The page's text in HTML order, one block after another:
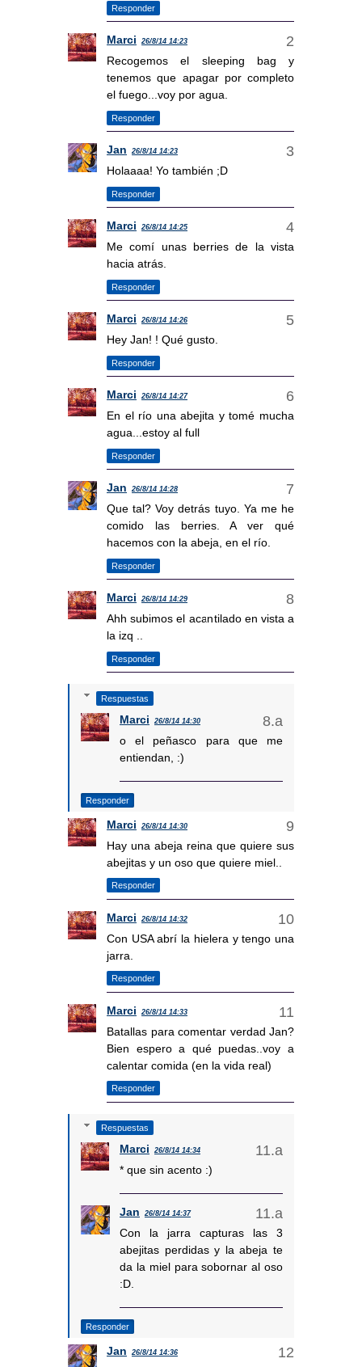
Responder
Marci 26/8/14 14:23
Recogemos el sleeping bag y
tenemos que apagar por completo
el fuego...voy por agua.
Responder
Jan 26/8/14 14:23
Holaaaa! Yo también ;D
Responder
Marci 26/8/14 14:25
Me comí unas berries de la vista
hacia atrás.
Responder
Marci 26/8/14 14:26
Hey Jan! ! Qué gusto.
Responder
Marci 26/8/14 14:27
En el río una abejita y tomé mucha
agua...estoy al full
Responder
Jan 26/8/14 14:28
Que tal? Voy detrás tuyo. Ya me he
comido las berries. A ver qué
hacemos con la abeja, en el río.
Responder
Marci 26/8/14 14:29
Ahh subimos el acantilado en vista a
la izq ..
Responder
Respuestas
Marci 26/8/14 14:30
o el peñasco para que me
entiendan, :)
Responder
Marci 26/8/14 14:30
Hay una abeja reina que quiere sus
abejitas y un oso que quiere miel..
Responder
Marci 26/8/14 14:32
Con USA abrí la hielera y tengo una
jarra.
Responder
Marci 26/8/14 14:33
Batallas para comentar verdad Jan?
Bien espero a qué puedas..voy a
calentar comida (en la vida real)
Responder
Respuestas
Marci 26/8/14 14:34
* que sin acento :)
Jan 26/8/14 14:37
Con la jarra capturas las 3
abejitas perdidas y la abeja te
da la miel para sobornar al oso
:D.
Responder
Jan 26/8/14 14:36